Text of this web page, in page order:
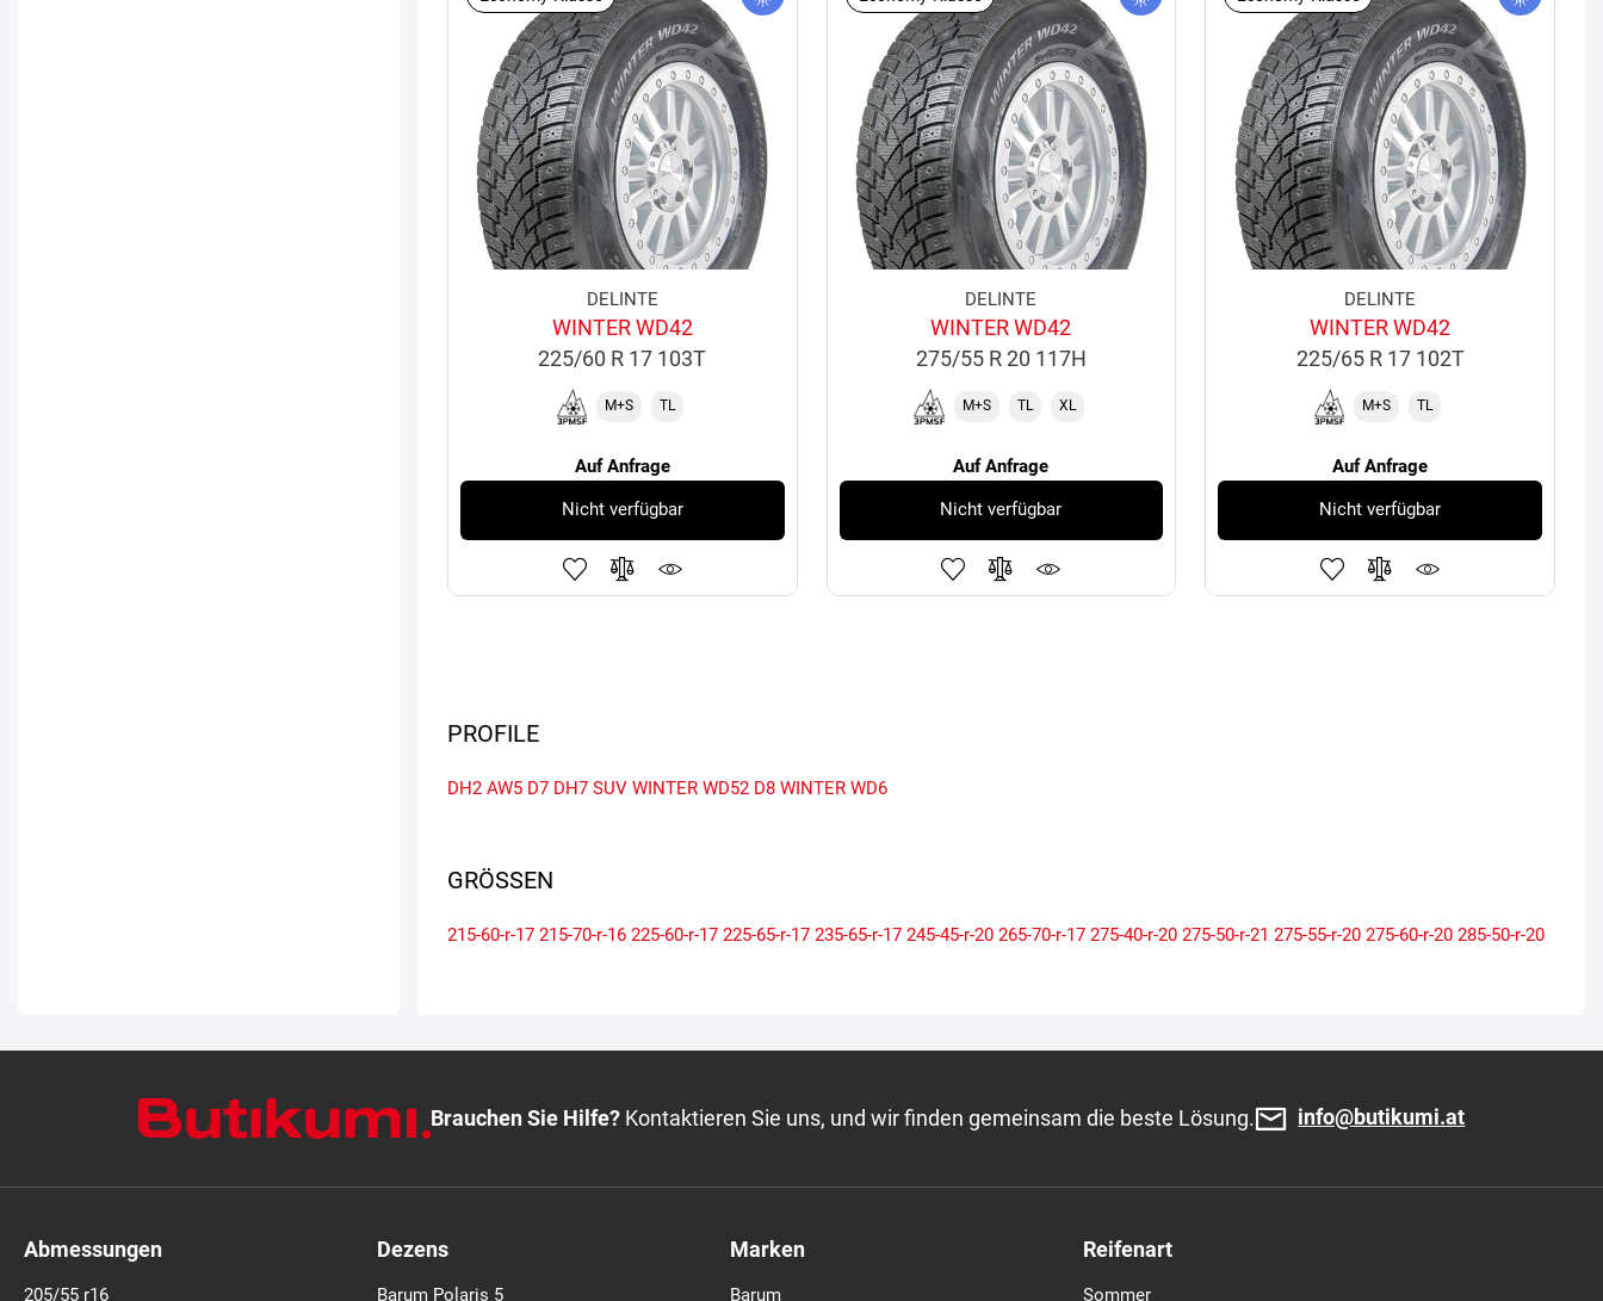
DELINTE
WINTER WD42
225/60 R 17 103T
M+S TL
Auf Anfrage
Nicht verfügbar
DELINTE
WINTER WD42
275/55 R 20 117H
M+S TL XL
Auf Anfrage
Nicht verfügbar
DELINTE
WINTER WD42
225/65 R 17 102T
M+S TL
Auf Anfrage
Nicht verfügbar
PROFILE
DH2 AW5 D7 DH7 SUV WINTER WD52 D8 WINTER WD6
GRÖSSEN
215-60-r-17 215-70-r-16 225-60-r-17 225-65-r-17 235-65-r-17 245-45-r-20 265-70-r-17 275-40-r-20 275-50-r-21 275-55-r-20 275-60-r-20 285-50-r-20
Brauchen Sie Hilfe? Kontaktieren Sie uns, und wir finden gemeinsam die beste Lösung. info@butikumi.at
Abmessungen
205/55 r16
Dezens
Barum Polaris 5
Marken
Barum
Reifenart
Sommer